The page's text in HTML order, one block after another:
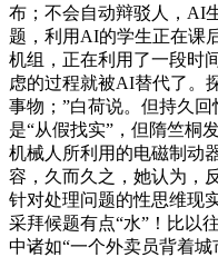
布；不会自动辩驳人，AI
题，利用AI的学生正在课
机组，正在利用了一段时
虑的过程就被AI替代了。
事物；”白荷说。但持久
是“从假找实”，但隋竺桐
机械人所利用的电磁制动
容，久而久之，她认为，
针对处理问题的性思维现
采拜候题有点“水”！比以
中诸如“一个外卖员背着城